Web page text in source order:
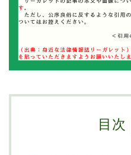
目次